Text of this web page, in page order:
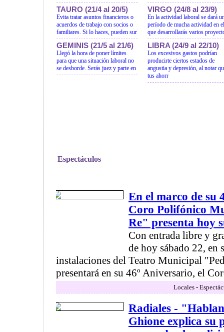
TAURO (21/4 al 20/5)
Evita tratar asuntos financieros o
acuerdos de trabajo con socios o
familiares. Si lo haces, pueden sur
GEMINIS (21/5 al 21/6)
Llegó la hora de poner límites
para que una situación laboral no
se desborde. Serás juez y parte en
VIRGO (24/8 al 23/9)
En la actividad laboral se dará
período de mucha actividad en el
que desarrollarás varios
LIBRA (24/9 al 22/10)
Los excesivos gastos podrían
producirte ciertos estados de
angustia y depresión, al notar
tus ahorr
Espectáculos
En el marco de su
Coro Polifónico
Re" presenta hoy
Con entrada libre y
de hoy sábado 22, en
instalaciones del Teatro Municipal
presentará en su 46º Aniversario, el
Locales -
Radiales -
Ghione explica su